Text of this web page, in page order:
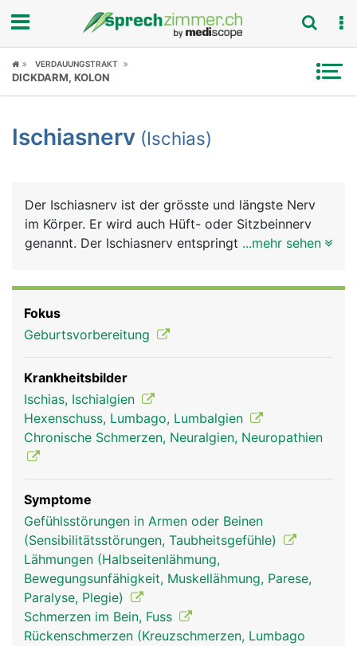
Fokus
Symptome
News
Rubriken
VERDAUUNGSTRAKT
DICKDARM, KOLON
Ischiasnerv (Ischias)
Der Ischiasnerv ist der grösste und längste Nerv
im Körper. Er wird auch Hüft- oder Sitzbeinnerv
genannt. Der Ischiasnerv entspringt in Höhe der
Rückseite des Beines und zieht bis zu den Zehen.
In Höhe der Kniekehle teilt er sich in einen
Wadennerv und einen Schienbeinnerv. Der
Ischiasnerv leitet einerseits Schmerz- und
Gefühlswahrnehmungen von den Beinen und
Füssen zum Gehirn und andererseits
Bewegungssignale vom Gehirn zu den jeweiligen
Muskeln der Beine und Füsse. Schäden des
Taubheitsgefühle oder Muskelschwächen bzw.
Lähmungen an den Beinen auslösen.
...mehr sehen
Fokus
Geburtsvorbereitung
Krankheitsbilder
Ischias, Ischialgien
Hexenschuss, Lumbago, Lumbalgien
Chronische Schmerzen, Neuralgien, Neuropathien
Symptome
Gefühlsstörungen in Armen oder Beinen
(Sensibilitätsstörungen, Taubheitsgefühle)
Lähmungen (Halbseitenlähmung,
Bewegungsunfähigkeit, Muskellähmung, Parese,
Paralyse, Plegie)
Schmerzen im Bein, Fuss
Rückenschmerzen (Kreuzschmerzen, Lumbago